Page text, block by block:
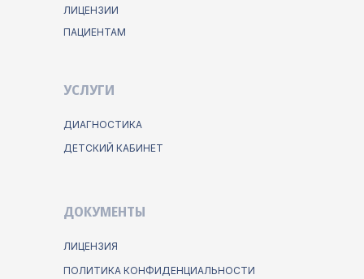
ДОКУМЕНТЫ
УСЛУГИ
ЛИЦЕНЗИЯ
ПОЛИТИКА КОНФИДЕНЦИАЛЬНОСТИ
ЛИЦЕНЗИИ
ДИАГНОСТИКА
ДЕТСКИЙ КАБИНЕТ
ПАЦИЕНТАМ